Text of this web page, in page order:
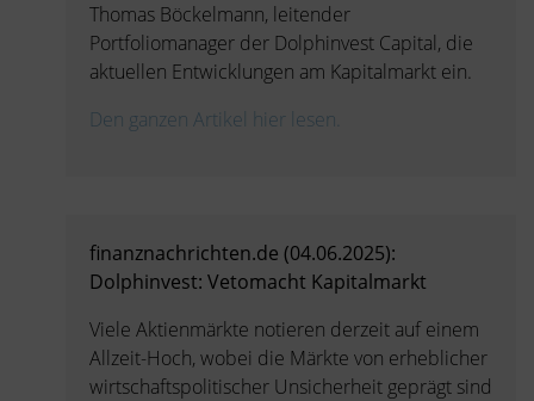
Thomas Böckelmann, leitender
Portfoliomanager der Dolphinvest Capital, die
aktuellen Entwicklungen am Kapitalmarkt ein.
Den ganzen Artikel hier lesen.
finanznachrichten.de (04.06.2025):
Dolphinvest: Vetomacht Kapitalmarkt
Viele Aktienmärkte notieren derzeit auf einem
Allzeit-Hoch, wobei die Märkte von erheblicher
wirtschaftspolitischer Unsicherheit geprägt sind